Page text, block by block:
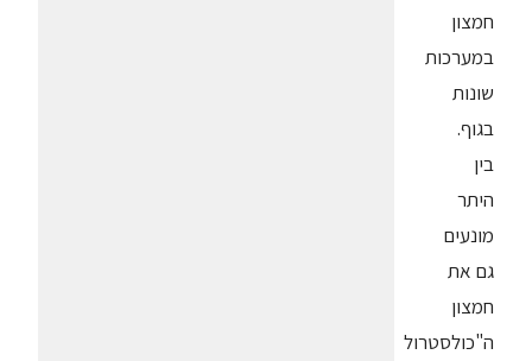
חמצון
במערכות
שונות
בגוף.
בין
היתר
מונעים
גם את
חמצון
ה"כולסטרול